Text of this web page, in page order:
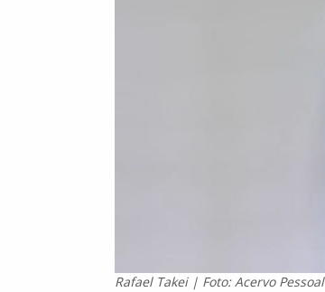
Rafael Takei | Foto: Acervo Pessoal